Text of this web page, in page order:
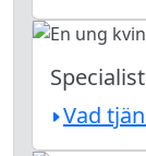
Vad